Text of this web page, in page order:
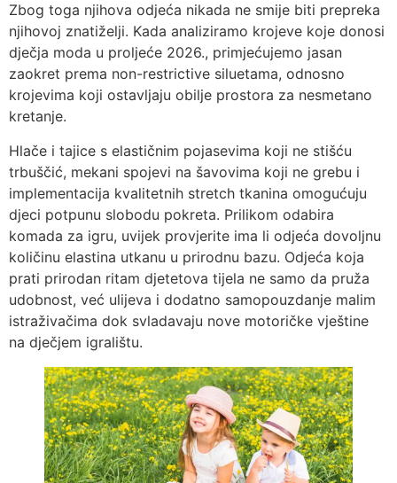
Zbog toga njihova odjeća nikada ne smije biti prepreka
njihovoj znatiželji. Kada analiziramo krojeve koje donosi
dječja moda u proljeće 2026., primjećujemo jasan
zaokret prema non-restrictive siluetama, odnosno
krojevima koji ostavljaju obilje prostora za nesmetano
kretanje.
Hlače i tajice s elastičnim pojasevima koji ne stišću
trbuščić, mekani spojevi na šavovima koji ne grebu i
implementacija kvalitetnih stretch tkanina omogućuju
djeci potpunu slobodu pokreta. Prilikom odabira
komada za igru, uvijek provjerite ima li odjeća dovoljnu
količinu elastina utkanu u prirodnu bazu. Odjeća koja
prati prirodan ritam djetetova tijela ne samo da pruža
udobnost, već ulijeva i dodatno samopouzdanje malim
istraživačima dok svladavaju nove motoričke vještine
na dječjem igralištu.